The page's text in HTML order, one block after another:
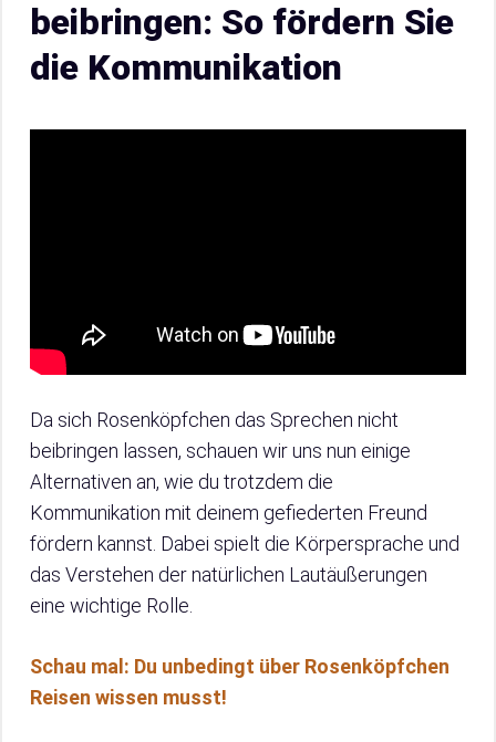
beibringen: So fördern Sie
die Kommunikation
Da sich Rosenköpfchen das Sprechen nicht
beibringen lassen, schauen wir uns nun einige
Alternativen an, wie du trotzdem die
Kommunikation mit deinem gefiederten Freund
fördern kannst. Dabei spielt die Körpersprache und
das Verstehen der natürlichen Lautäußerungen
eine wichtige Rolle.
Schau mal: Du unbedingt über Rosenköpfchen
Reisen wissen musst!